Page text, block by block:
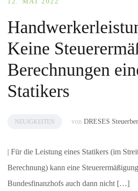
Keine
Berechnungen
Statikers
NEUIGKEITEN von DRESES
| Für die Leistung eines Statikers (im
Berechnung) kann eine
Bundesfinanzhofs auch dann nicht […]